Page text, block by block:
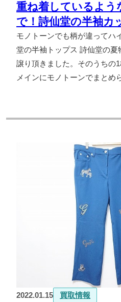
重ね着しているよう
で！詩仙堂の半袖カ
モノトーンでも柄が違ってハ
堂の半袖トップス 詩仙堂の
譲り頂きました。そのうちの
メインにモノトーンでまと
2022.01.15 買取情報